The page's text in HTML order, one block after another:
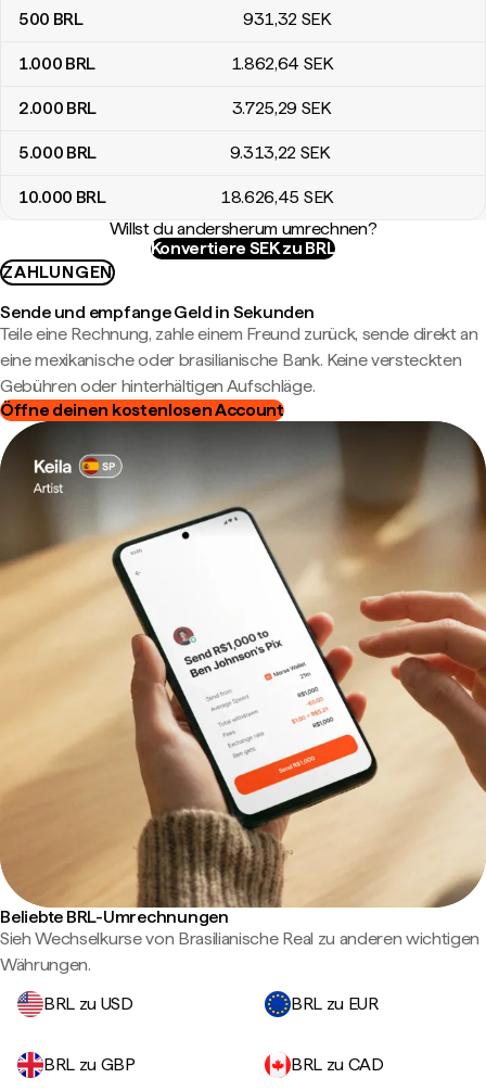
500 BRL 931,32 SEK
1.000 BRL 1.862,64 SEK
2.000 BRL 3.725,29 SEK
5.000 BRL 9.313,22 SEK
10.000 BRL 18.626,45 SEK
Willst du andersherum umrechnen?
Konvertiere SEK zu BRL
ZAHLUNGEN
Sende und empfange Geld in Sekunden
Teile eine Rechnung, zahle einem Freund zurück, sende direkt an
eine mexikanische oder brasilianische Bank. Keine versteckten
Gebühren oder hinterhältigen Aufschläge.
Öffne deinen kostenlosen Account
Beliebte BRL-Umrechnungen
Sieh Wechselkurse von Brasilianische Real zu anderen wichtigen
Währungen.
BRL zu USD
BRL zu EUR
BRL zu GBP BRL zu CAD